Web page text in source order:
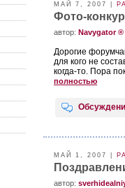
МАЙ 7, 2007 |
Фото-
aвтор: Navygator ®
Дорогие
для кого не
когда-то. Пора
полностью
МАЙ 1, 2007 |
aвтор: